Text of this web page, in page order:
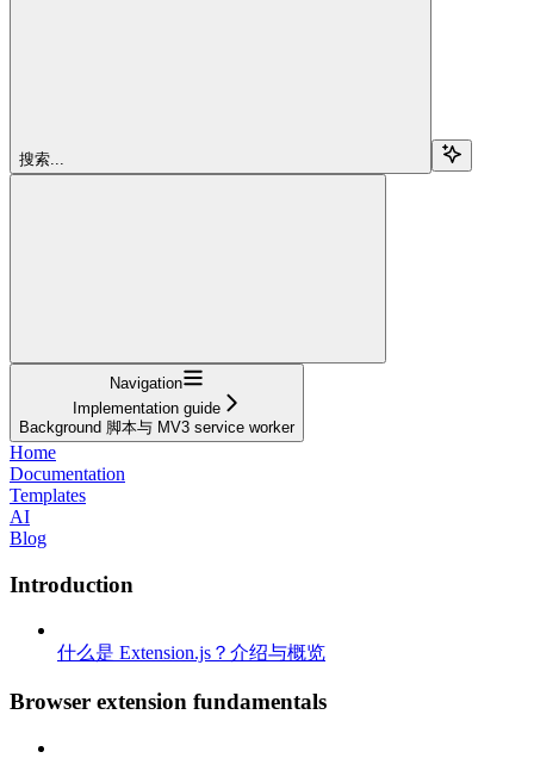
搜索...
Navigation
Implementation guide
Background 脚本与 MV3 service worker
Home
Documentation
Templates
AI
Blog
Introduction
什么是 Extension.js？介绍与概览
Browser extension fundamentals